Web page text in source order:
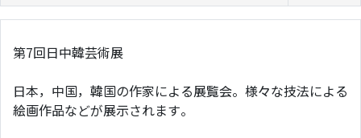
第7回日中韓芸術展
日本，中国，韓国の作家による展覧会。様々な技法による
絵画作品などが展示されます。